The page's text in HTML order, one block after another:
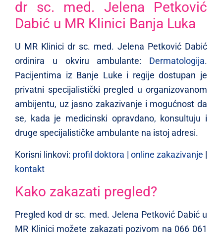
dr sc. med. Jelena Petković
Dabić u MR Klinici Banja Luka
U MR Klinici dr sc. med. Jelena Petković Dabić
ordinira u okviru ambulante: Dermatologija.
Pacijentima iz Banje Luke i regije dostupan je
privatni specijalistički pregled u organizovanom
ambijentu, uz jasno zakazivanje i mogućnost da
se, kada je medicinski opravdano, konsultuju i
druge specijalističke ambulante na istoj adresi.
Korisni linkovi: profil doktora | online zakazivanje |
kontakt
Kako zakazati pregled?
Pregled kod dr sc. med. Jelena Petković Dabić u
MR Klinici možete zakazati pozivom na 066 061